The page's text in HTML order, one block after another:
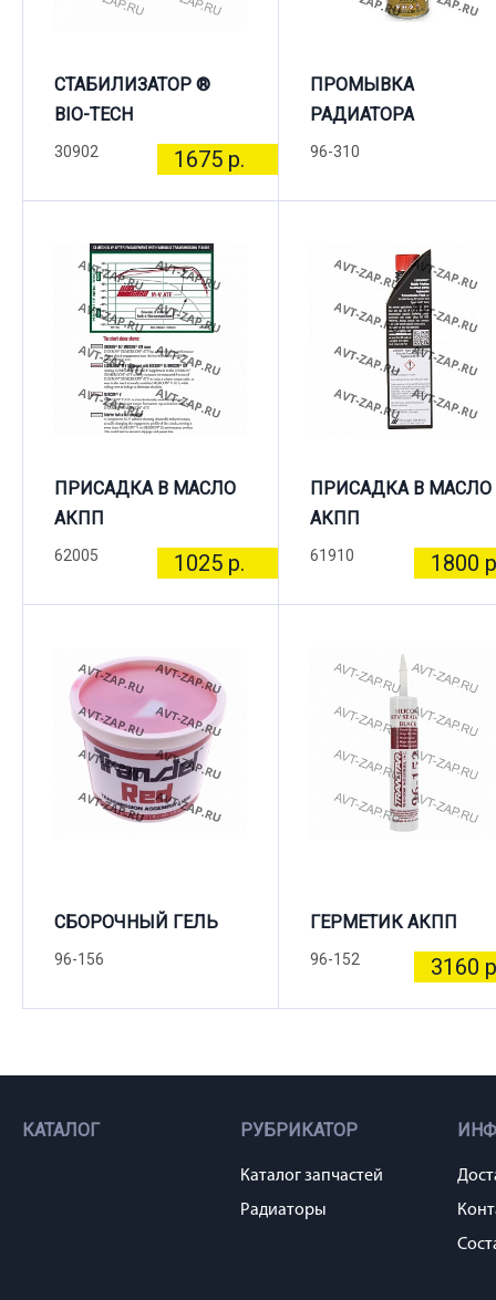
СТАБИЛИЗАТОР ®
BIO-TECH
30902 1675 р.
ПРОМЫВКА
РАДИАТОРА
96-310
ПРИСАДКА В МАСЛО
АКПП
62005 1025 р.
ПРИСАДКА В МАСЛО
АКПП
61910 1800
СБОРОЧНЫЙ ГЕЛЬ
96-156
ГЕРМЕТИК АКПП
96-152 3160
КАТАЛОГ РУБРИКАТОР
Каталог запчастей
Радиаторы